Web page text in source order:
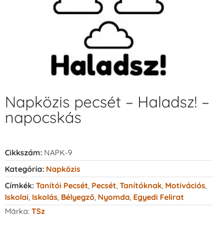
Napközis pecsét – Haladsz! –
napocskás
Cikkszám: NAPK-9
Kategória: Napközis
Címkék: Tanítói Pecsét Pecsét Tanítóknak Motivációs
Iskolai Iskolás Bélyegző Nyomda Egyedi Felirat
Márka: TSz